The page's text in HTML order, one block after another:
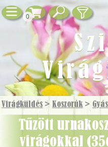
0
Virágküldés > Koszorúk >
tűzött urnakoszorú vegyes, nyári
virágokkal